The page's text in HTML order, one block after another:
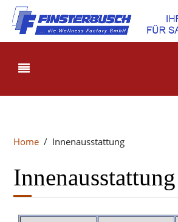
Home Innenausstattung
Innenausstattung